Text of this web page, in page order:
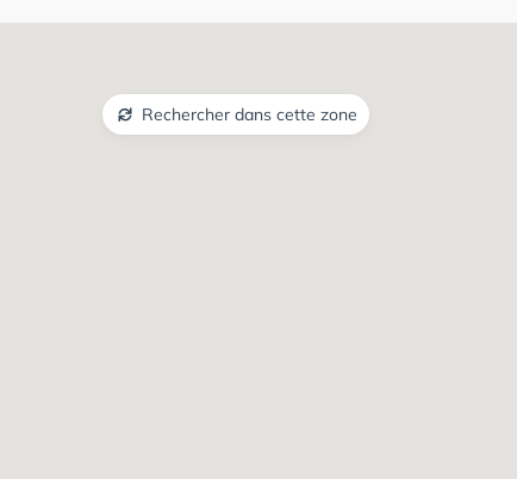
Rechercher dans cette zone